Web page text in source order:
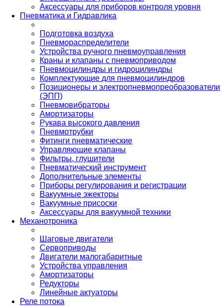
Аксессуары для приборов контроля уровня
Пневматика и Гидравлика
Подготовка воздуха
Пневмораспределители
Устройства ручного пневмоуправления
Краны и клапаны с пневмоприводом
Пневмоцилиндры и гидроцилиндры
Комплектующие для пневмоцилиндров
Позиционеры и электропневмопреобразователи
(ЭПП)
Пневмовибраторы
Амортизаторы
Рукава высокого давления
Пневмотрубки
Фитинги пневматические
Управляющие клапаны
Фильтры, глушители
Пневматический инструмент
Дополнительные элементы
Приборы регулирования и регистрации
Вакуумные эжекторы
Вакуумные присоски
Аксессуары для вакуумной техники
Механотроника
Шаговые двигатели
Сервоприводы
Двигатели малогабаритные
Устройства управления
Амортизаторы
Редукторы
Линейные актуаторы
Реле потока